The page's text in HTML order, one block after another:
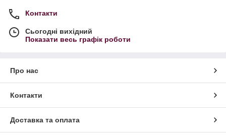
Контакти
Сьогодні вихідний
Показати весь графік роботи
Про нас
Контакти
Доставка та оплата